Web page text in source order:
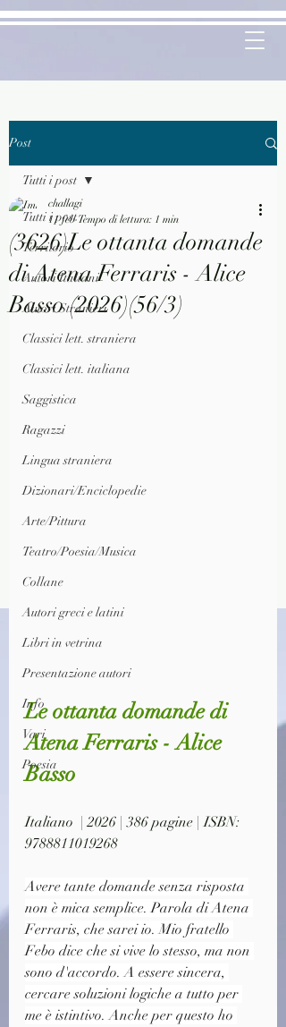
Post
Tutti i post
Territorio
Autori Italiani
Autori Stranieri
Classici lett. straniera
Classici lett. italiana
Saggistica
Ragazzi
Lingua straniera
Dizionari/Enciclopedie
Arte/Pittura
Teatro/Poesia/Musica
Collane
Autori greci e latini
Libri in vetrina
Presentazione autori
Info
Vari
Poesia
Tutti i post
(3626)Le ottanta domande
di Atena Ferraris - Alice
Basso (2026)(56/3)
challagi
11 feb Tempo di lettura: 1 min
Le ottanta domande di
Atena Ferraris - Alice
Basso
Italiano  | 2026 | 386 pagine | ISBN:
9788811019268
Avere tante domande senza risposta
non è mica semplice. Parola di Atena
Ferraris, che sarei io. Mio fratello
Febo dice che si vive lo stesso, ma non
sono d'accordo. A essere sincera,
cercare soluzioni logiche a tutto per
me è istintivo. Anche per questo ho